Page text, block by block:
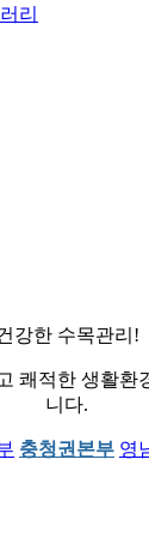
리
강한 수목관리!
쾌적한 생활환
니다.
충청권본부 영